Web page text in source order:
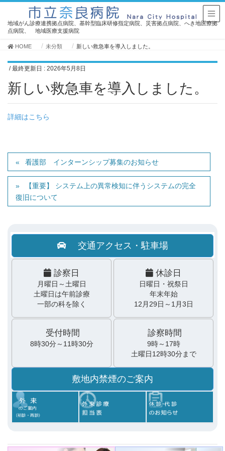
地域がん診療連携拠点病院、基幹型臨床研修指定病院、災害拠点病院、へき地医療拠
点病院、 地域医療支援病院
HOME 未分類 新しい救急車を導入しました。
/ 最終更新日 : 2026年5月8日
新しい救急車を導入しました。
詳細はこちら
看護部 インターンシップ募集のお知らせ
【重要】 システム上の異常検知に伴うシステムの完全
復旧について
交通アクセス・駐車場
診察日
月曜日～土曜日
土曜日は午前診療
一部の科を除く
休診日
日曜日・祝祭日
年末年始
12月29日～1月3日
受付時間
8時30分～11時30分
診察時間
9時～17時
土曜日12時30分まで
敷地内禁煙のご案内